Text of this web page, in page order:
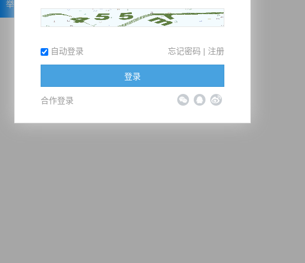
举报
自动登录 忘记密码 | 注册
登录
合作登录